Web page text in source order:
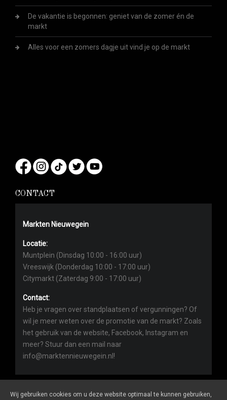
De vakantie is begonnen: geniet van de zomer én de
markt
Alles voor een zomers dagje uit vind je op de markt
CONTACT
Markten Nieuwegein
Locatie:
Muntplein (Dinsdag 10:00 - 16:00 uur)
Vreeswijk (Donderdag 10:00 - 17:00 uur)
Citymarkt (Zaterdag 9:00 - 17:00 uur)
Contact:
Heb je vragen over standplaatsen of vergunningen? Of
wil je meer weten over de promotie van de markt? Zoals
het gebruik van de website, Facebook, Instagram en
meer? Stuur dan een mail naar
info@marktennieuwegein.nl!
Wij gebruiken cookies om u deze website optimaal te kunnen gebruiken,